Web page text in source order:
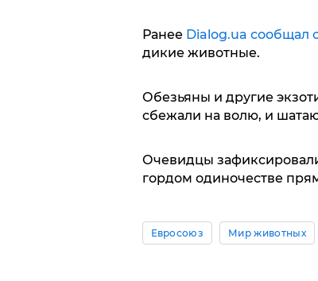
Ранее Dialog.ua сообщал
дикие животные.
Обезьяны и другие
сбежали на волю, и
Очевидцы
гордом одиночестве
Евросоюз Мир животных